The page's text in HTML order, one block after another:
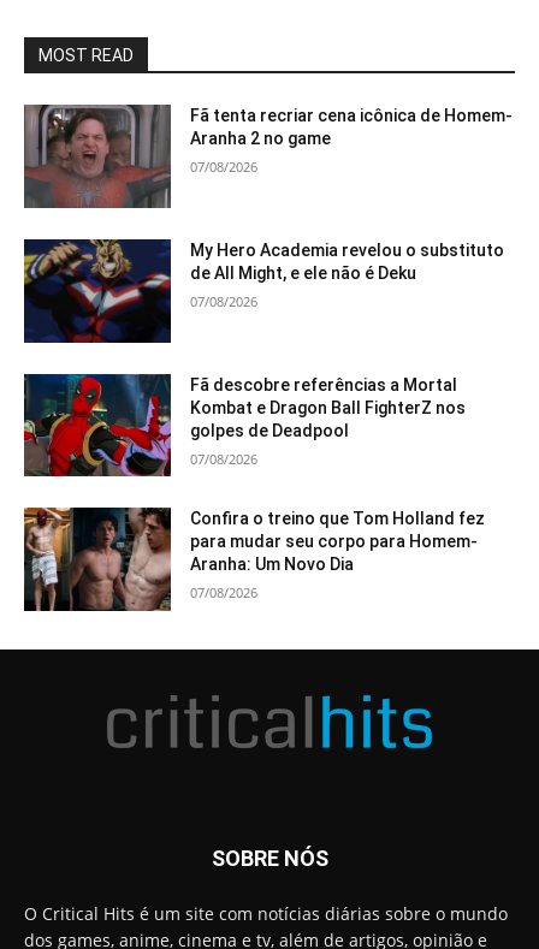
MOST READ
Fã tenta recriar cena icônica de Homem-
Aranha 2 no game
07/08/2026
My Hero Academia revelou o substituto
de All Might, e ele não é Deku
07/08/2026
Fã descobre referências a Mortal
Kombat e Dragon Ball FighterZ nos
golpes de Deadpool
07/08/2026
Confira o treino que Tom Holland fez
para mudar seu corpo para Homem-
Aranha: Um Novo Dia
07/08/2026
SOBRE NÓS
O Critical Hits é um site com notícias diárias sobre o mundo
dos games, anime, cinema e tv, além de artigos, opinião e